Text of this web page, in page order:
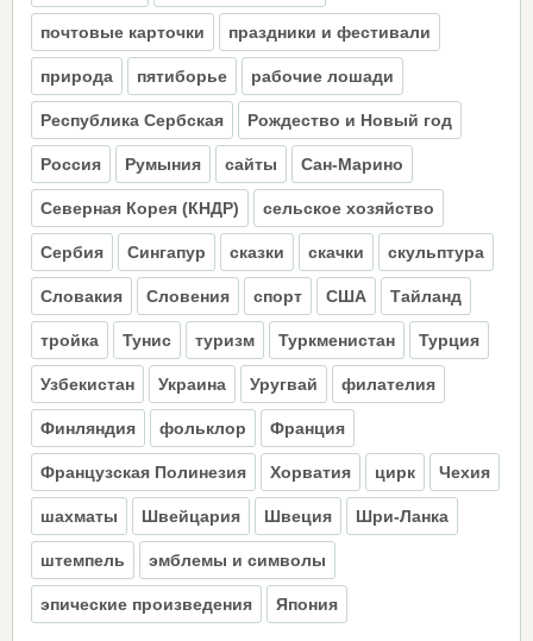
почтовые карточки праздники и фестивали
природа пятиборье рабочие лошади
Республика Сербская Рождество и Новый год
Россия Румыния сайты Сан-Марино
Северная Корея (КНДР) сельское хозяйство
Сербия Сингапур сказки скачки скульптура
Словакия Словения спорт США Тайланд
тройка Тунис туризм Туркменистан Турция
Узбекистан Украина Уругвай филателия
Финляндия фольклор Франция
Французская Полинезия Хорватия цирк Чехия
шахматы Швейцария Швеция Шри-Ланка
штемпель эмблемы и символы
эпические произведения Япония